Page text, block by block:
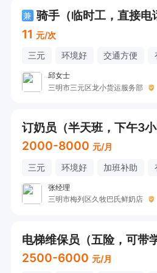
兼 骑手（临时工，直接电
11 元/次
三元 环境好 交通方便
邱女士
三明市三元区龙小货运服务部
订奶员（半天班，下午3小
2000-8000 元/月
三元 环境好 加班补助
张经理
三明市梅列区久牧巴氏鲜奶店
2500-6000 元/月